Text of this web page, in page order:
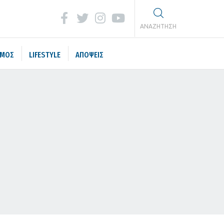
ΑΝΑΖΗΤΗΣΗ
LIFESTYLE ΑΠΟΨΕΙΣ